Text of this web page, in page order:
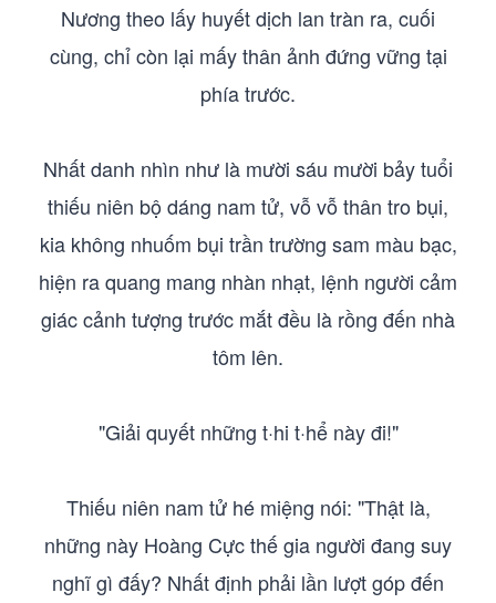
Nương theo lấy huyết dịch lan tràn ra, cuối
cùng, chỉ còn lại mấy thân ảnh đứng vững tại
phía trước.
Nhất danh nhìn như là mười sáu mười bảy tuổi
thiếu niên bộ dáng nam tử, vỗ vỗ thân tro bụi,
kia không nhuốm bụi trần trường sam màu bạc,
hiện ra quang mang nhàn nhạt, lệnh người cảm
giác cảnh tượng trước mắt đều là rồng đến nhà
tôm lên.
"Giải quyết những t·hi t·hể này đi!"
Thiếu niên nam tử hé miệng nói: "Thật là,
những này Hoàng Cực thế gia người đang suy
nghĩ gì đấy? Nhất định phải lần lượt góp đến